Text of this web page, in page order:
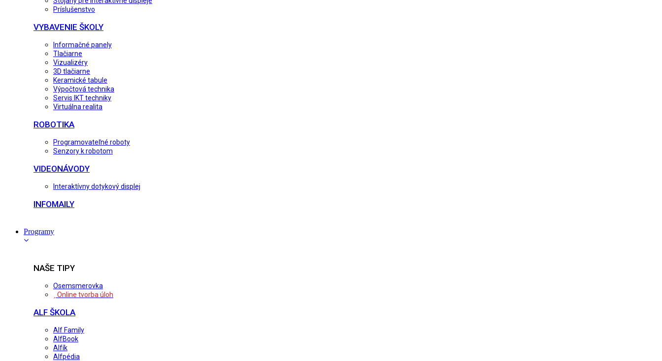
Príslušenstvo
VYBAVENIE ŠKOLY
Informačné panely
Tlačiarne
Vizualizéry
3D tlačiarne
Keramické tabule
Výpočtová technika
Servis IKT techniky
Virtuálna realita
ROBOTIKA
Programovateľné roboty
Senzory k robotom
VIDEONÁVODY
Interaktívny dotykový displej
INFOMAILY
Programy
NAŠE TIPY
Osemsmerovka
Online tvorba úloh
ALF ŠKOLA
Alf Family
AlfBook
Alfík
Alfpédia